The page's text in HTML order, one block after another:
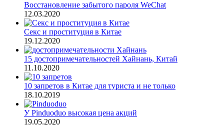
Восстановление забытого пароля WeChat
12.03.2020
Секс и проституция в Китае
19.12.2020
15 достопримечательностей Хайнань, Китай
11.10.2020
10 запретов в Китае для туриста и не только
18.10.2019
У Pinduoduo высокая цена акций
19.05.2020